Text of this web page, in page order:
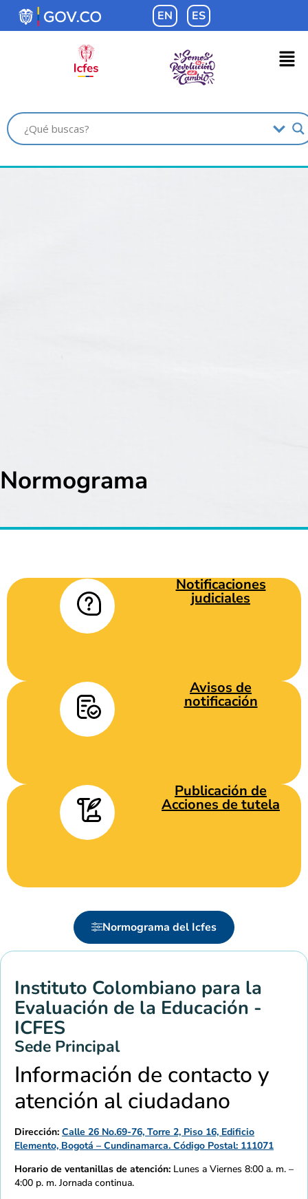
contenido EN ES
Normograma
Notificaciones
judiciales
Avisos de
notificación
Publicación de
Acciones de tutela
Normograma del Icfes
Instituto Colombiano para la
Evaluación de la Educación -
ICFES
Sede Principal
Información de contacto y
atención al ciudadano
Dirección: Calle 26 No.69-76, Torre 2, Piso 16, Edificio
Elemento, Bogotá – Cundinamarca. Código Postal: 111071
Horario de ventanillas de atención: Lunes a Viernes 8:00 a. m. –
4:00 p. m. Jornada continua.